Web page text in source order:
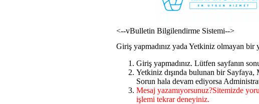
<--vBulletin Bilgilendirme Sistemi-->
Giriş yapmadınız yada Yetkiniz olmayan bir
Giriş yapmadınız. Lütfen sayfanın
Yetkiniz dışında bulunan bir
Sorun hala devam ediyorsa
Mesaj yazamıyorsunuz?Sitemizde
işlemi tekrar deneyiniz.